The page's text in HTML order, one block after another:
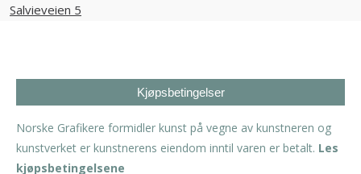
Kjøpsbetingelser
Norske Grafikere formidler kunst på vegne av kunstneren og
kunstverket er kunstnerens eiendom inntil varen er betalt. Les
kjøpsbetingelsene